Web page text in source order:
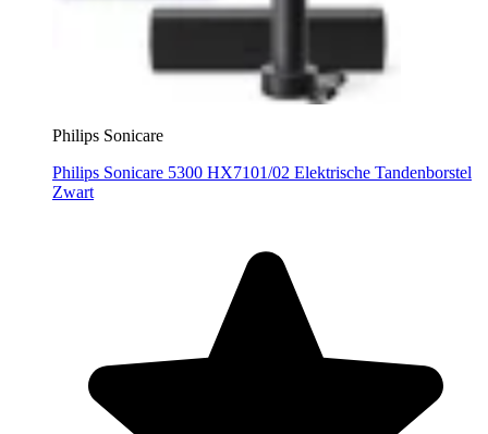
Philips Sonicare
Philips Sonicare 5300 HX7101/02 Elektrische Tandenborstel
Zwart